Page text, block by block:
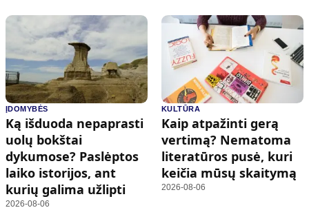
ĮDOMYBĖS
Ką išduoda nepaprasti
uolų bokštai
dykumose? Paslėptos
laiko istorijos, ant
kurių galima užlipti
2026-08-06
KULTŪRA
Kaip atpažinti gerą
vertimą? Nematoma
literatūros pusė, kuri
keičia mūsų skaitymą
2026-08-06